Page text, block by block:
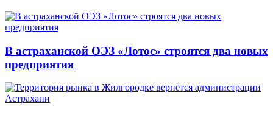
В астраханской ОЭЗ «Лотос» строятся два новых
предприятия